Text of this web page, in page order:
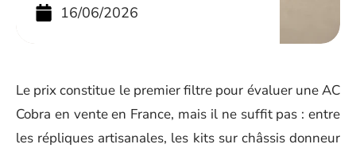
16/06/2026
Le prix constitue le premier filtre pour évaluer une AC
Cobra en vente en France, mais il ne suffit pas : entre
les répliques artisanales, les kits sur châssis donneur